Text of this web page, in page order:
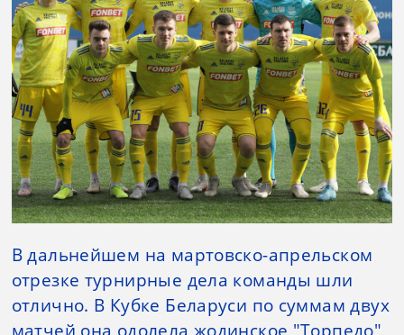
В дальнейшем на мартовско-апрельском
отрезке турнирные дела команды шли
отлично. В Кубке Беларуси по суммам двух